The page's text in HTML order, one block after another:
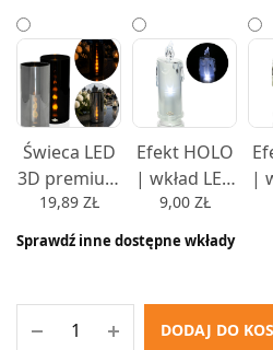
12,5cm,
15cm lub
17,5cm -
17,5
12,5cm,
15cm lub
17,5cm -
15,5
Świeca LED
3D premium
efekt
płomienia |
realistyczny
dekoracyjna
19,89 ZŁ
Efekt HOLO
| wkład LED
elegancka
migająca
świeca
18cm -
zimny biały
9,00 ZŁ
|
Sprawdź inne dostępne wkłady
DODAJ DO